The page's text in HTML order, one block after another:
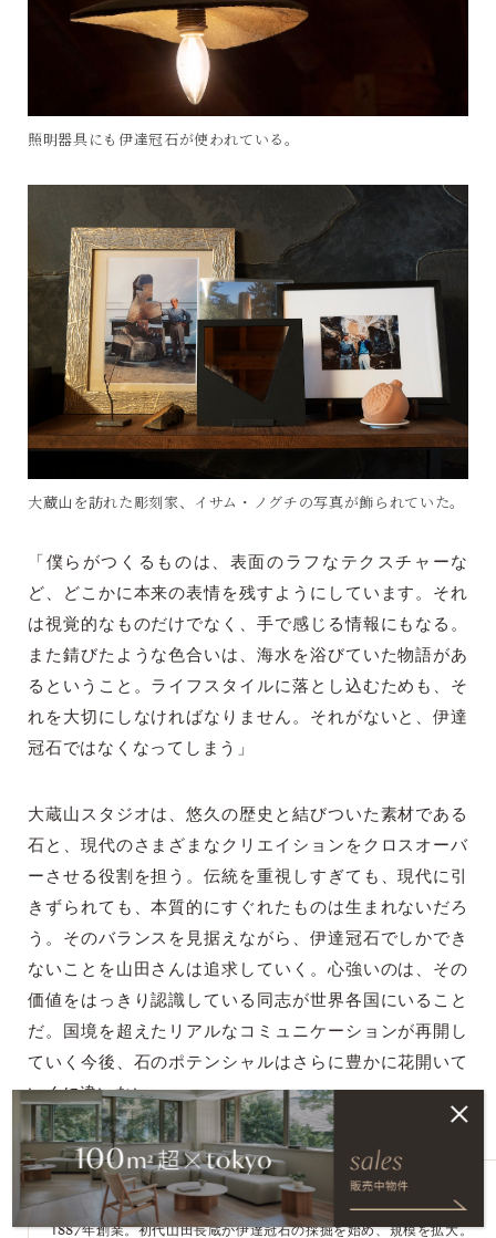
照明器具にも伊達冠石が使われている。
大蔵山を訪れた彫刻家、イサム・ノグチの写真が飾られていた。
「僕らがつくるものは、表面のラフなテクスチャーな
ど、どこかに本来の表情を残すようにしています。それ
は視覚的なものだけでなく、手で感じる情報にもなる。
また錆びたような色合いは、海水を浴びていた物語があ
るということ。ライフスタイルに落とし込むためも、そ
れを大切にしなければなりません。それがないと、伊達
冠石ではなくなってしまう」
大蔵山スタジオは、悠久の歴史と結びついた素材である
石と、現代のさまざまなクリエイションをクロスオーバ
ーさせる役割を担う。伝統を重視しすぎても、現代に引
きずられても、本質的にすぐれたものは生まれないだろ
う。そのバランスを見据えながら、伊達冠石でしかでき
ないことを山田さんは追求していく。心強いのは、その
価値をはっきり認識している同志が世界各国にいること
だ。国境を超えたリアルなコミュニケーションが再開し
ていく今後、石のポテンシャルはさらに豊かに花開いて
いくに違いない。
profile 大蔵山スタジオ
1887年創業。初代山田長蔵が伊達冠石の採掘を始め、規模を拡大。